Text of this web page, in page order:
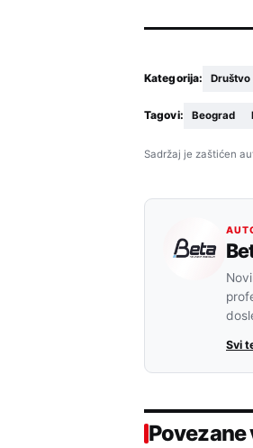
Kategorija: Društvo
Tagovi: Beograd
Sadržaj je zaštićen
Svi
Povezane